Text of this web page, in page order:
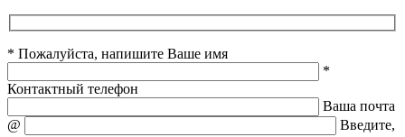
* Пожалуйста, напишите Ваше имя
*
Контактный телефон
Ваша почта
@
Введите,